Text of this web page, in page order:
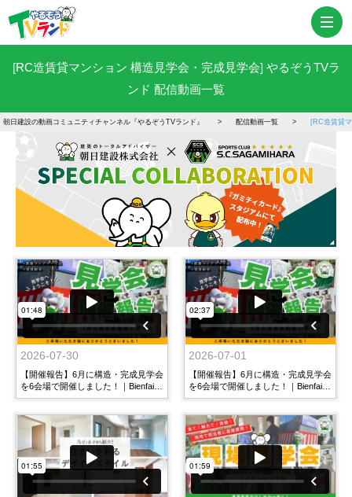
[RC造賃貸マンション 構造見学会・完成見学会] やるぞうTVラ
ンド 配信動画一覧
朝日建設の動画コミュニティチャンネル『やるぞうTVランド』 配信動画一覧 [RC造賃貸
2026-07-30
【開催報告】6月に構造・完成見学会
を6会場で開催しました！｜Bienfait
入谷・CELESTIA柿の木坂・Lien・
GRAND-MERE横浜大口
2026-07-01
【開催報告】6月に構造・完成見学会
を6会場で開催しました！｜Bienfait
入谷・CELESTIA柿の木坂・Lien・カ
スペランサ下井草